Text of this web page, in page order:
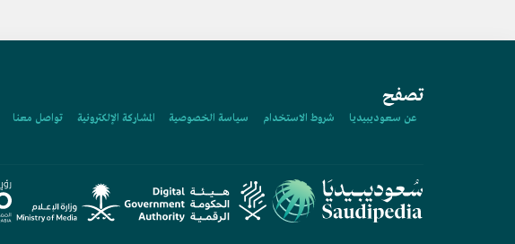
تصفح
عن سعوديبيديا شروط الاستخدام سياسة الخصوصية المشاركة الإلكترونية تواصل معنا